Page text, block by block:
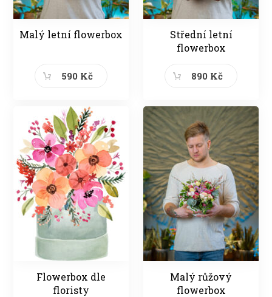
Malý letní flowerbox
590 Kč
Střední letní
flowerbox
890 Kč
Flowerbox dle
floristy
Malý růžový
flowerbox